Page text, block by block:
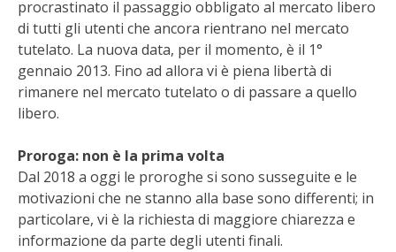
CONSERVE DELL’ORTO
FACEM
STIHL
BLUMEN
NOCCIOLA DI CALABRIA
PELLENC
procrastinato il passaggio obbligato al mercato libero
di tutti gli utenti che ancora rientrano nel mercato
tutelato. La nuova data, per il momento, è il 1°
gennaio 2013. Fino ad allora vi è piena libertà di
rimanere nel mercato tutelato o di passare a quello
libero.
Proroga: non è la prima volta
Dal 2018 a oggi le proroghe si sono susseguite e le
motivazioni che ne stanno alla base sono differenti; in
particolare, vi è la richiesta di maggiore chiarezza e
informazione da parte degli utenti finali.